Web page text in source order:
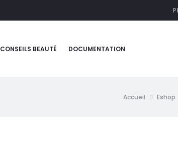
CONSEILS BEAUTÉ DOCUMENTATION
Accueil Eshop